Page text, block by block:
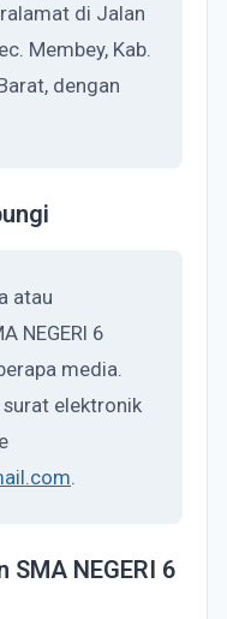
di Jalan
Membey, Kab.
dengan
atau
NEGERI 6
media.
elektronik
.
NEGERI 6